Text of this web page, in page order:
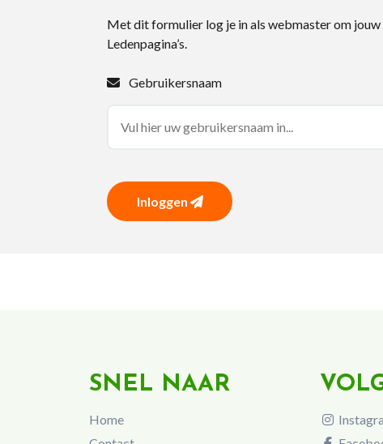
Met dit formulier log je in als webmaster om
Ledenpagina’s.
Gebruikersnaam
Inloggen
SNEL NAAR
Home